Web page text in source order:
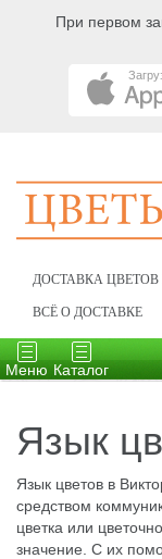
При первом
ДОСТАВКА
ВСЁ О ДОСТАВКЕ
Toggle
navigation
Меню
Toggle
navigation
Каталог
Язык
Язык цветов в
средством
цветка или
значение. С их